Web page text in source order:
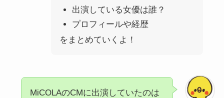
出演している女優は誰？
プロフィールや経歴
をまとめていくよ！
MiCOLAのCMに出演していたのは